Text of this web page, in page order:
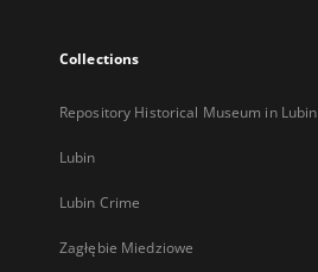
Collections
Repository Historical Museum in Lubin
Lubin
Lubin Crime
Zagłębie Miedziowe